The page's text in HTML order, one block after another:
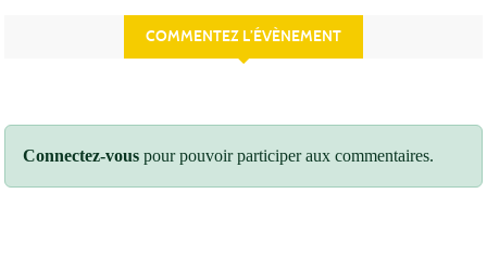
COMMENTEZ L’ÉVÈNEMENT
Connectez-vous pour pouvoir participer aux commentaires.